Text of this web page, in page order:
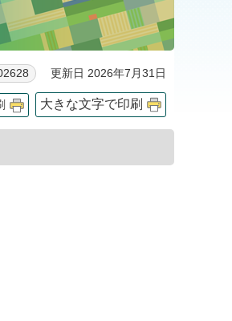
更新日 2026年7月31日
大きな文字で印刷